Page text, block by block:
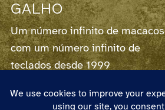
GALHO
Um número infinito de macacos
com um número infinito de
teclados desde 1999
fornece RSS para os Postse para os